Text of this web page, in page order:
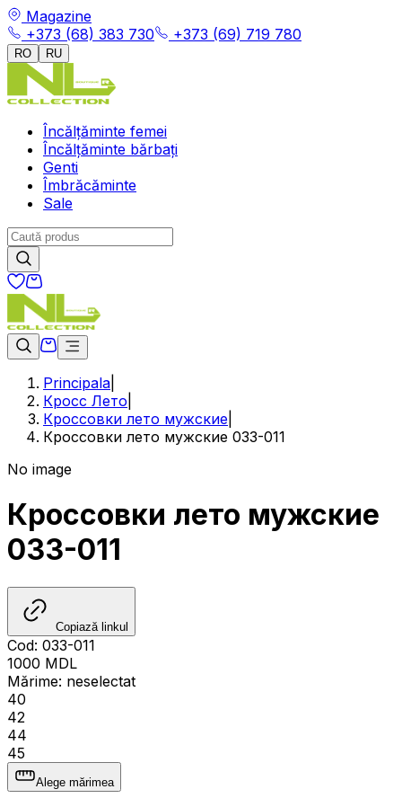
Magazine
+373 (68) 383 730
+373 (69) 719 780
RO RU
Încălțăminte femei
Încălțăminte bărbați
Genti
Îmbrăcăminte
Sale
Principala
Кросс Лето
Кроссовки лето мужские
Кроссовки лето мужские 033-011
No image
Кроссовки лето мужские
033-011
Copiază linkul
Cod: 033-011
1000 MDL
Mărime: neselectat
40
42
44
45
Alege mărimea